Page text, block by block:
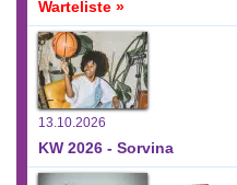
Warteliste »
13.10.2026
KW 2026 - Sorvina